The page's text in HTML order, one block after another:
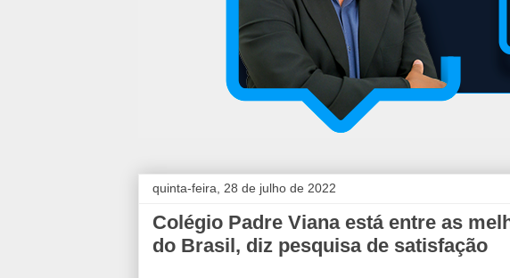
quinta-feira, 28 de julho de 2022
Colégio Padre Viana está entre as
do Brasil, diz pesquisa de satisfação